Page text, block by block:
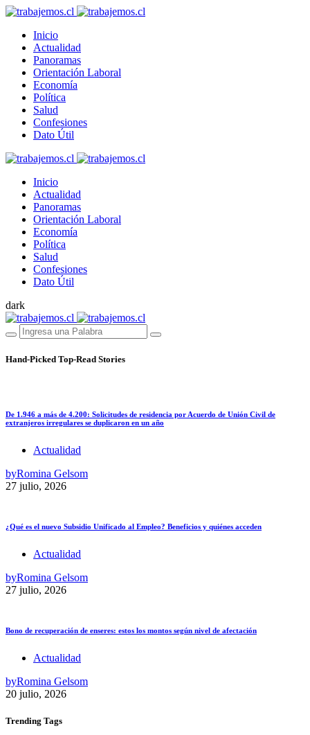
Inicio
Actualidad
Panoramas
Orientación Laboral
Economía
Política
Salud
Confesiones
Dato Útil
Inicio
Actualidad
Panoramas
Orientación Laboral
Economía
Política
Salud
Confesiones
Dato Útil
dark
Hand-Picked Top-Read Stories
De 1.946 a más de 4.200: Solicitudes de residencia por Acuerdo de Unión Civil de
extranjeros irregulares se duplicaron en un año
Actualidad
byRomina Gelsom
27 julio, 2026
¿Qué es el nuevo Subsidio Unificado al Empleo? Beneficios y quiénes acceden
Actualidad
byRomina Gelsom
27 julio, 2026
Bono de recuperación de enseres: estos los montos según nivel de afectación
Actualidad
byRomina Gelsom
20 julio, 2026
Trending Tags